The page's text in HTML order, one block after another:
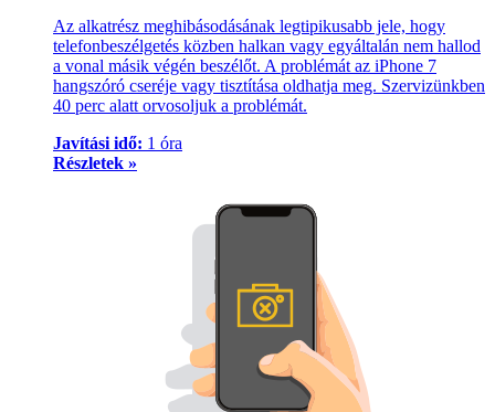
Az alkatrész meghibásodásának legtipikusabb jele, hogy
telefonbeszélgetés közben halkan vagy egyáltalán nem hallod
a vonal másik végén beszélőt. A problémát az iPhone 7
hangszóró cseréje vagy tisztítása oldhatja meg. Szervizünkben
40 perc alatt orvosoljuk a problémát.
Javítási idő: 1 óra
Részletek »